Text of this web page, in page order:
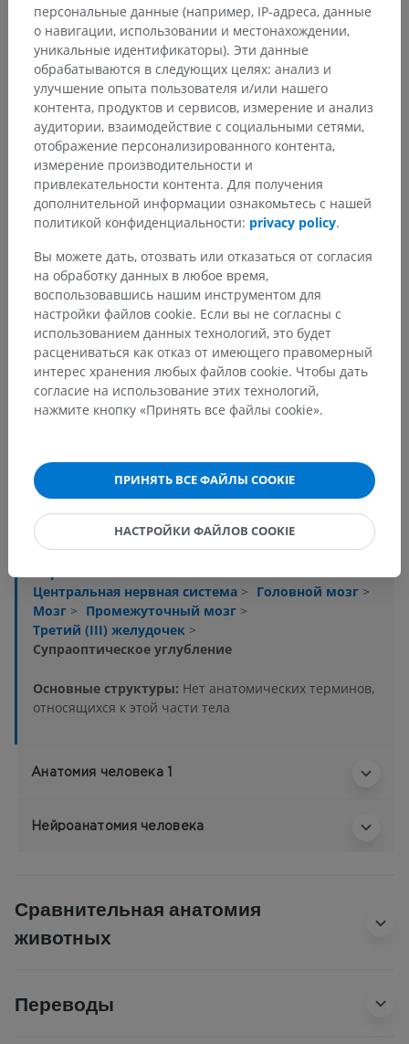
Анатомическая иерархия
Анатомия человека 2
Человеческое тело> Systemata integrantia>
Центральная нервная система > Головной мозг >
Мозг > Промежуточный мозг >
Третий (III) желудочек >
Супраоптическое углубление
Основные структуры: Нет анатомических терминов,
относящихся к этой части тела
Анатомия человека 1
Нейроанатомия человека
Сравнительная анатомия
животных
Переводы
персональные данные (например, IP-адреса, данные
о навигации, использовании и местонахождении,
уникальные идентификаторы). Эти данные
обрабатываются в следующих целях: анализ и
улучшение опыта пользователя и/или нашего
контента, продуктов и сервисов, измерение и анализ
аудитории, взаимодействие с социальными сетями,
отображение персонализированного контента,
измерение производительности и
привлекательности контента. Для получения
дополнительной информации ознакомьтесь с нашей
политикой конфиденциальности: privacy policy.
Вы можете дать, отозвать или отказаться от согласия
на обработку данных в любое время,
воспользовавшись нашим инструментом для
настройки файлов cookie. Если вы не согласны с
использованием данных технологий, это будет
расцениваться как отказ от имеющего правомерный
интерес хранения любых файлов cookie. Чтобы дать
согласие на использование этих технологий,
нажмите кнопку «Принять все файлы cookie».
ПРИНЯТЬ ВСЕ ФАЙЛЫ COOKIE
НАСТРОЙКИ ФАЙЛОВ COOKIE